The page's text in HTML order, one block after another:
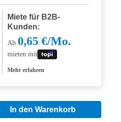
Miete für B2B-
Kunden:
Ab 0,65 €/Mo.
mieten mit
Mehr erfahren
den gewünschten
In den Warenkorb